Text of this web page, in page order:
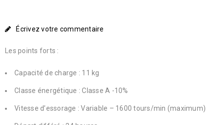
Écrivez votre commentaire
Les points forts :
Capacité de charge : 11 kg
Classe énergétique : Classe A -10%
Vitesse d’essorage : Variable – 1600 tours/min (maximum)